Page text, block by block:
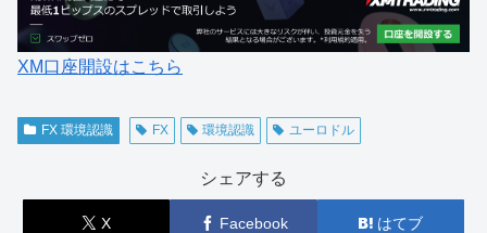
XM口座開設はこちら
FX 環境認識 FX 環境認識 ユーロドル
シェアする
X Facebook はてブ